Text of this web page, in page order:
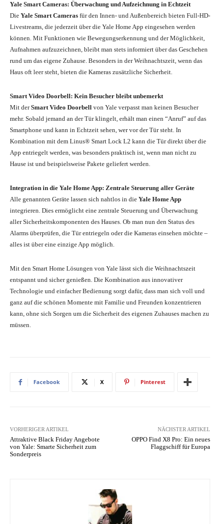
Yale Smart Cameras: Überwachung und Aufzeichnung in Echtzeit
Die Yale Smart Cameras für den Innen- und Außenbereich bieten Full-HD-
Livestreams, die jederzeit über die Yale Home App eingesehen werden
können. Mit Funktionen wie Bewegungserkennung und der Möglichkeit,
Aufnahmen aufzuzeichnen, bleibt man stets informiert über das Geschehen
rund um das eigene Zuhause. Besonders in der Weihnachtszeit, wenn das
Haus oft leer steht, bieten die Kameras zusätzliche Sicherheit.
Smart Video Doorbell: Kein Besucher bleibt unbemerkt
Mit derSmart Video Doorbell von Yale verpasst man keinen Besucher
mehr. Sobald jemand an der Tür klingelt, erhält man einen “Anruf” auf das
Smartphone und kann in Echtzeit sehen, wer vor der Tür steht. In
Kombination mit dem Linus® Smart Lock L2 kann die Tür direkt über die
App entriegelt werden, was besonders praktisch ist, wenn man nicht zu
Hause ist und beispielsweise Pakete geliefert werden.
Integration in die Yale Home App: Zentrale Steuerung aller Geräte
Alle genannten Geräte lassen sich nahtlos in die Yale Home App
integrieren. Dies ermöglicht eine zentrale Steuerung und Überwachung
aller Sicherheitskomponenten des Hauses. Ob man nun den Status des
Alarms überprüfen, die Tür entriegeln oder die Kameras einsehen möchte –
alles ist über eine einzige App möglich.
Mit den Smart Home Lösungen von Yale lässt sich die Weihnachtszeit
entspannt und sicher genießen. Die Kombination aus innovativer
Technologie und einfacher Bedienung sorgt dafür, dass man sich voll und
ganz auf die schönen Momente mit Familie und Freunden konzentrieren
kann, ohne sich Sorgen um die Sicherheit des eigenen Zuhauses machen zu
müssen.
Facebook X Pinterest
VORHERIGER ARTIKEL
Attraktive Black Friday Angebote
von Yale: Smarte Sicherheit zum
Sonderpreis
NÄCHSTER ARTIKEL
OPPO Find X8 Pro: Ein neues
Flaggschiff für Europa